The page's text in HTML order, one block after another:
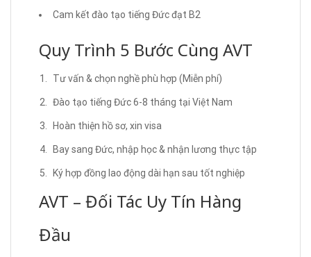
Cam kết đào tạo tiếng Đức đạt B2
Quy Trình 5 Bước Cùng AVT
Tư vấn & chọn nghề phù hợp (Miễn phí)
Đào tạo tiếng Đức 6-8 tháng tại Việt Nam
Hoàn thiện hồ sơ, xin visa
Bay sang Đức, nhập học & nhận lương thực tập
Ký hợp đồng lao động dài hạn sau tốt nghiệp
AVT – Đối Tác Uy Tín Hàng
Đầu